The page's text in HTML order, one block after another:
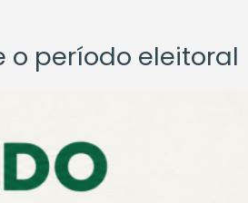
o período eleitoral